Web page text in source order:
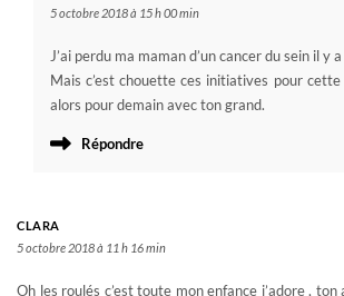
5 octobre 2018 à 15 h 00 min
J’ai perdu ma maman d’un cancer du sein il y
Mais c’est chouette ces initiatives pour cette
alors pour demain avec ton grand.
Répondre
CLARA
5 octobre 2018 à 11 h 16 min
Oh les roulés c’est toute mon enfance j’adore ,